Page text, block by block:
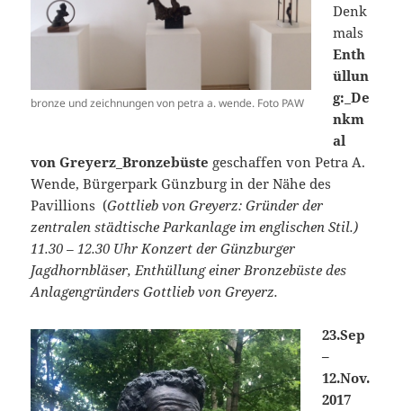
bronze und zeichnungen von petra a. wende. Foto PAW
Denk
mals
Enth
üllun
g:_De
nkm
al
von Greyerz_Bronzebüste geschaffen von Petra A.
Wende, Bürgerpark Günzburg in der Nähe des
Pavillions (Gottlieb von Greyerz: Gründer der
zentralen städtische Parkanlage im englischen Stil.)
11.30 – 12.30 Uhr Konzert der Günzburger
Jagdhornbläser, Enthüllung einer Bronzebüste des
Anlagengründers Gottlieb von Greyerz.
23.Sep
–
12.Nov.
2017